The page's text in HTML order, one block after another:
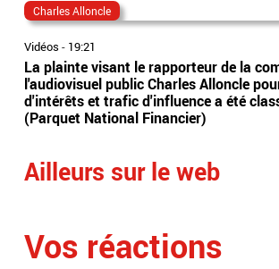
Charles Alloncle
Vidéos - 19:21
La plainte visant le rapporteur de la
l'audiovisuel public Charles Alloncle
d'intérêts et trafic d'influence a été
(Parquet National Financier)
Ailleurs sur le web
Vos réactions